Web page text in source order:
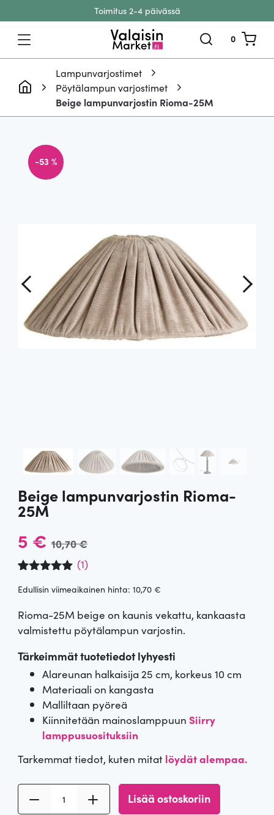
Toimitus 2-4 päivässä
Siirry sisältöön 0
Lampunvarjostimet
Pöytälampun varjostimet
Beige lampunvarjostin Rioma-25M
-53 %
Beige lampunvarjostin Rioma-
25M
10,70€
A
l
k
u
i
5 €
N
y
k
y
h
5:stä
asiakkaan
arvotuksee
n.
(1)
Edullisin viimeaikainen hinta: 10,70 €
Rioma-25M beige on kaunis vekattu, kankaasta
valmistettu pöytälampun varjostin.
Tärkeimmät tuotetiedot lyhyesti
Alareunan halkaisija 25 cm, korkeus 10 cm
Materiaali on kangasta
Malliltaan pyöreä
Kiinnitetään mainoslamppuun Siirry
lamppusuosituksiin
Tarkemmat tiedot, kuten mitat löydät alempaa.
Lisää ostoskoriin